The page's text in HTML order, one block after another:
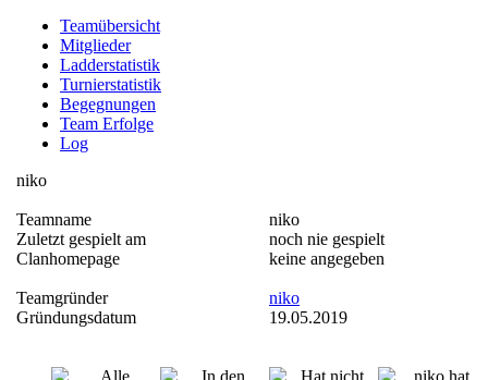
Teamübersicht
Mitglieder
Ladderstatistik
Turnierstatistik
Begegnungen
Team Erfolge
Log
niko
Teamname
niko
Zuletzt gespielt am
noch nie gespielt
Clanhomepage
keine angegeben
Teamgründer
niko
Gründungsdatum
19.05.2019